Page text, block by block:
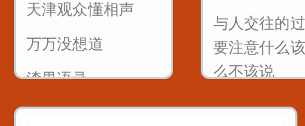
住客户的心
销售很厉害的一招
反问
遇到只问不买的客
天津观众懂相声
万万没想道
渣男语录
渣女语录
与人交往的
要注意什么
么不该说
一句话让你